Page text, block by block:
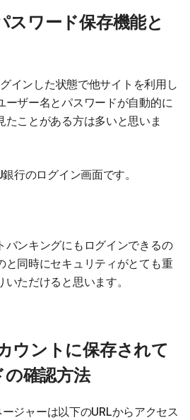
ワード保存機能と
インした状態で他サイトを利用し
ーザー名とパスワードが自動的に
たことがある方は多いと思いま
行のログイン画面です。
バンキングにもログインできるの
と同時にセキュリティがとても重
ただけると思います。
ウントに保存されて
確認方法
ジャーは以下のURLからアクセス